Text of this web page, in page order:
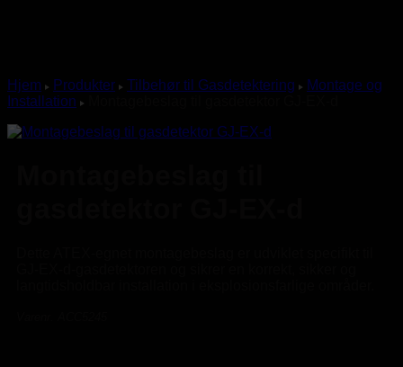
Hjem Produkter Tilbehør til Gasdetektering
Montage og
Installation